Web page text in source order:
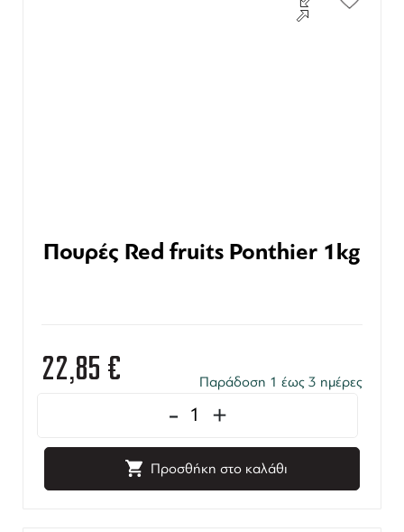
Πουρές Red fruits Ponthier 1kg
22,85 € Παράδοση 1 έως 3 ημέρες
- +
Προσθήκη στο καλάθι